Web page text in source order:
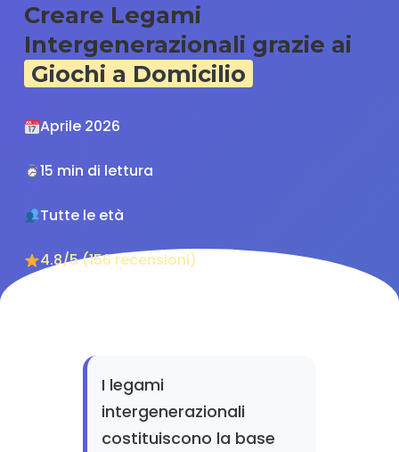
Creare Legami
Intergenerazionali grazie ai
Giochi a Domicilio
Aprile 2026
15 min di lettura
Tutte le età
4.8/5 (156 recensioni)
I legami
intergenerazionali
costituiscono la base